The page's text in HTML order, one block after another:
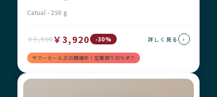
Catuaí - 250 g
￥5,600￥3,920 -30%
サマーセール2026開催中！在庫限り30%オフ
詳しく見る ›